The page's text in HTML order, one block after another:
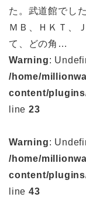
た。武道館でし
ＭＢ、ＨＫＴ、
て、どの角…
Warning:
/home/
content/
line 23
Warning:
/home/
content/
line 43